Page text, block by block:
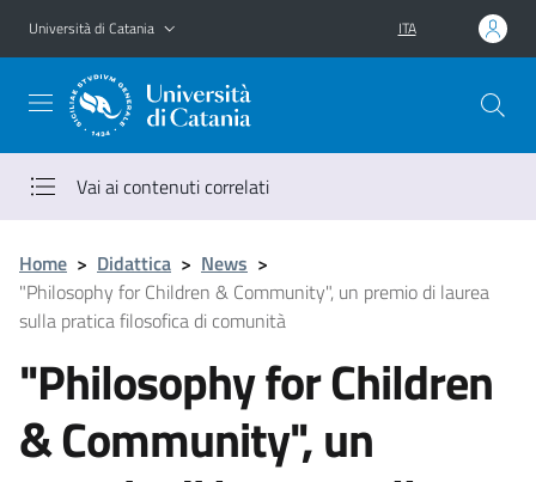
Vai al contenuto principale
Vai al menu di navigazione
Università di Catania ITA
Vai ai contenuti correlati
Home > Didattica > News >
"Philosophy for Children & Community", un premio di laurea
sulla pratica filosofica di comunità
"Philosophy for Children
& Community", un